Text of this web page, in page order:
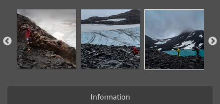
Information